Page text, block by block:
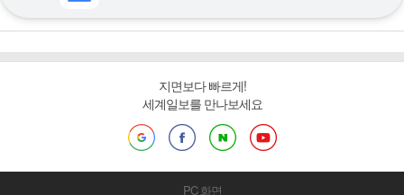
지면보다 빠르게!
세계일보를 만나보세요
PC 화면